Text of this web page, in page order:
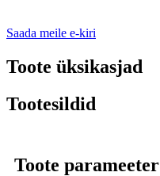
Saada meile e-kiri
Toote üksikasjad
Tootesildid
Toote parameeter